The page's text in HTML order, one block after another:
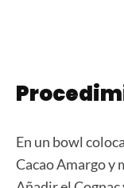
En un bowl
Cacao Amargo y